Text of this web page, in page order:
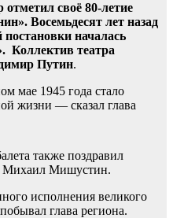
своё 80-летие
Восемьдесят лет назад
постановки началась
Коллектив театра
Путин.
мае 1945 года стало
жизни — сказал глава
также поздравил
Михаил Мишустин.
исполнения великого
глава региона.